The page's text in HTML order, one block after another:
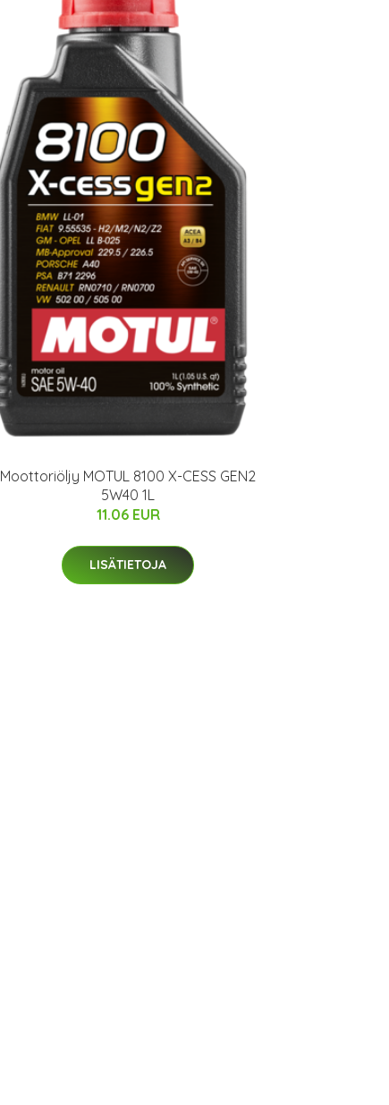
Moottoriöljy MOTUL 8100 X-CESS GEN2
5W40 1L
11.06 EUR
LISÄTIETOJA